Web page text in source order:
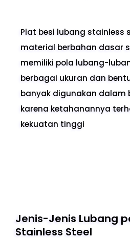
Plat besi lubang stainless
material berbahan dasar
memiliki pola lubang-
berbagai ukuran dan
banyak digunakan dalam
karena ketahanannya
kekuatan tinggi
Jenis-Jenis Lubang
Stainless Steel